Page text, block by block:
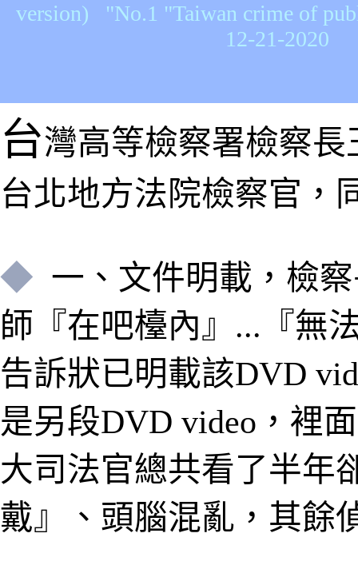
version) "No.1 "Taiwan crime of
12-21-2020
台灣高等檢察署檢察長
台北地方法院檢察官，
◆ 一 、 文件明載，檢
師『在吧檯內』 ...『無
告訴狀已明載該DVD
是另段DVD video，裡
大司法官總共看了半年
戴』 、 頭腦混亂，其餘